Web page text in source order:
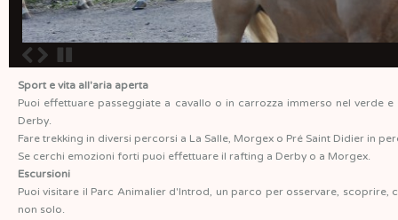
Sport e vita all'aria aperta
Puoi effettuare passeggiate a cavallo o in carrozza immerso nel verde
Derby.
Fare trekking in diversi percorsi a La Salle, Morgex o Pré Saint Didier in
Se cerchi emozioni forti puoi effettuare il rafting a Derby o a Morgex.
Escursioni
Puoi visitare il Parc Animalier d'Introd, un parco per osservare,
non solo.